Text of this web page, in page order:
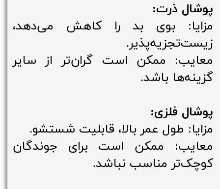
پوشال ذرت:
مزایا: بوی بد را کاهش می‌دهد،
زیست‌تجزیه‌پذیر.
معایب: ممکن است گران‌تر از سایر
گزینه‌ها باشد.
پوشال فلزی:
مزایا: طول عمر بالا، قابلیت شستشو.
معایب: ممکن است برای جوندگان
کوچک‌تر مناسب نباشد.